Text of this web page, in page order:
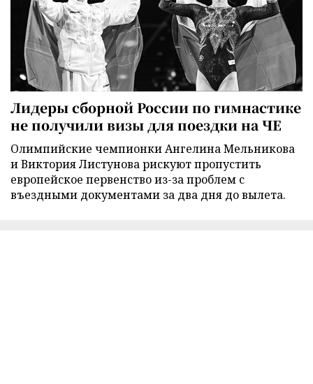
Лидеры сборной России по гимнастике
не получили визы для поездки на ЧЕ
Олимпийские чемпионки Ангелина Мельникова
и Виктория Листунова рискуют пропустить
европейское первенство из-за проблем с
въездными документами за два дня до вылета.